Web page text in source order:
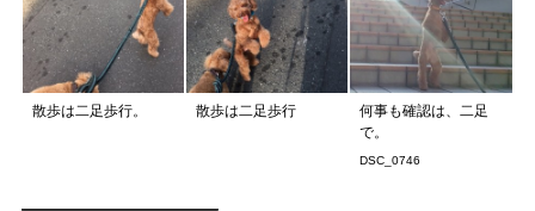
散歩は二足歩行。 散歩は二足歩行
何事も確認は、二足
で。
DSC_0746